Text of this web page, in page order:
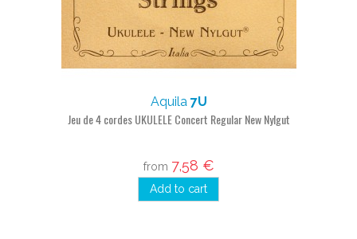
Aquila 7U
Jeu de 4 cordes UKULELE Concert Regular New Nylgut
from 7,58 €
Add to cart